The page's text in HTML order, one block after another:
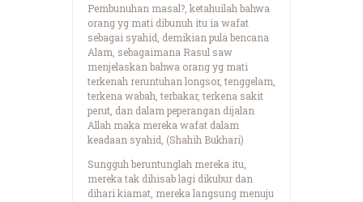
Pembunuhan masal?, ketahuilah bahwa
orang yg mati dibunuh itu ia wafat
sebagai syahid, demikian pula bencana
Alam, sebagaimana Rasul saw
menjelaskan bahwa orang yg mati
terkenah reruntuhan longsor, tenggelam,
terkena wabah, terbakar, terkena sakit
perut, dan dalam peperangan dijalan
Allah maka mereka wafat dalam
keadaan syahid, (Shahih Bukhari)
Sungguh beruntunglah mereka itu,
mereka tak dihisab lagi dikubur dan
dihari kiamat, mereka langsung menuju